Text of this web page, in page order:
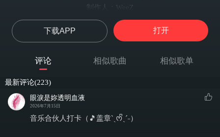
制作人：WeeZ
编曲： EVO MUSIC
混音：蜥蜴LIZARD
安徒生
我想着这回忆 忽然发觉一切都没了意义
雨听我说着好想你 可你却逃离的很彻底
我放弃了我和你的记忆
WeeZ
下载APP 打开
评论 相似歌曲 相似歌单
最新评论(223)
眼淚是妳透明血液
2026年7月15日
音乐合伙人打卡（🎵盖章ˋˏᰔᩚˎˊ˗）